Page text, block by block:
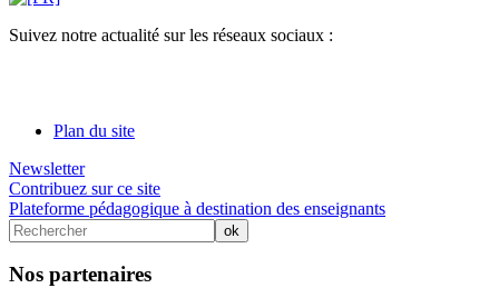
Suivez notre actualité sur les réseaux sociaux :
Plan du site
Newsletter
Contribuez sur ce site
Plateforme pédagogique à destination des enseignants
Nos partenaires